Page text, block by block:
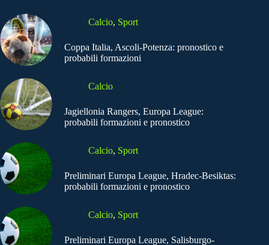
Calcio, Sport
Coppa Italia, Ascoli-Potenza: pronostico e
probabili formazioni
Calcio
Jagiellonia Rangers, Europa League:
probabili formazioni e pronostico
Calcio, Sport
Preliminari Europa League, Hradec-Besiktas:
probabili formazioni e pronostico
Calcio, Sport
Preliminari Europa League, Salisburgo-